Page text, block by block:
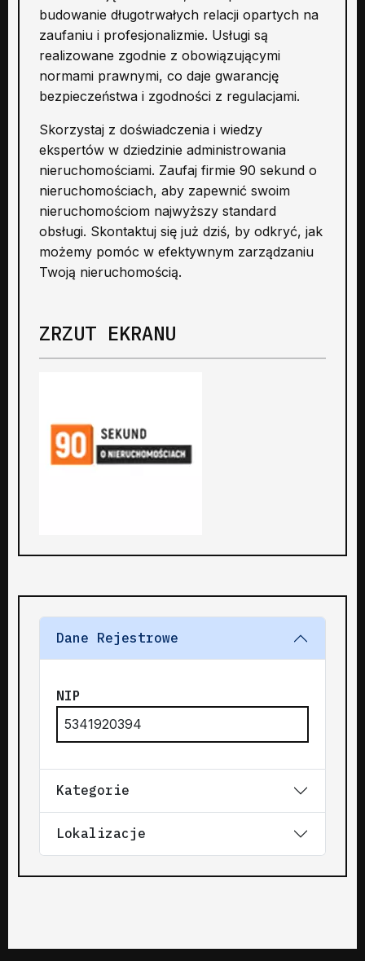
budowanie długotrwałych relacji opartych na
zaufaniu i profesjonalizmie. Usługi są
realizowane zgodnie z obowiązującymi
normami prawnymi, co daje gwarancję
bezpieczeństwa i zgodności z regulacjami.
Skorzystaj z doświadczenia i wiedzy
ekspertów w dziedzinie administrowania
nieruchomościami. Zaufaj firmie 90 sekund o
nieruchomościach, aby zapewnić swoim
nieruchomościom najwyższy standard
obsługi. Skontaktuj się już dziś, by odkryć, jak
możemy pomóc w efektywnym zarządzaniu
Twoją nieruchomością.
ZRZUT EKRANU
Dane Rejestrowe
NIP
5341920394
Kategorie
Lokalizacje